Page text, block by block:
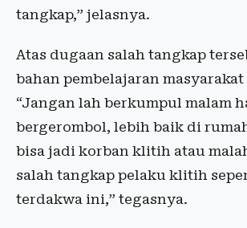
tangkap,” jelasnya.
Atas dugaan salah tangkap
bahan pembelajaran masyarakat
“Jangan lah berkumpul malam
bergerombol, lebih baik di
bisa jadi korban klitih atau
salah tangkap pelaku klitih
terdakwa ini,” tegasnya.